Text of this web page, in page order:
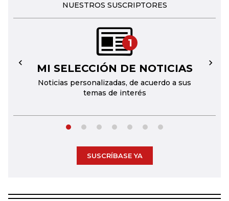
NUESTROS SUSCRIPTORES
1
MI SELECCIÓN DE NOTICIAS
Noticias personalizadas, de acuerdo a sus
temas de interés
← →
SUSCRÍBASE YA